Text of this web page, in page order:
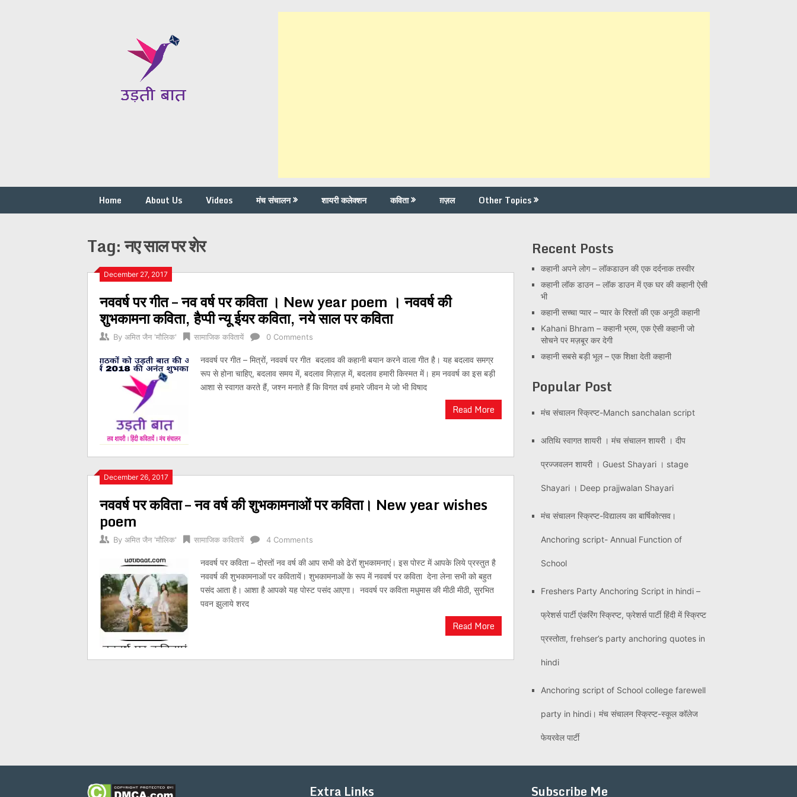
Home About Us Videos मंच संचालन शायरी कलेक्शन कविता ग़ज़ल Other Topics
Tag:नए साल पर शेर
December 27, 2017
नववर्ष पर गीत – नव वर्ष पर कविता । New year poem । नववर्ष की
शुभकामना कविता, हैप्पी न्यू ईयर कविता, नये साल पर कविता
By अमित जैन 'मौलिक' सामाजिक कवितायें 0 Comments
नववर्ष पर गीत – मित्रों, नववर्ष पर गीत बदलाव की कहानी बयान करने वाला गीत है। यह बदलाव समग्र
रूप से होना चाहिए, बदलाव समय में, बदलाव मिज़ाज़ में, बदलाव हमारी किस्मत में। हम नववर्ष का इस बड़ी
आशा से स्वागत करते हैं, जश्न मनाते हैं कि विगत वर्ष हमारे जीवन मे जो भी विषाद
Read More
December 26, 2017
नववर्ष पर कविता – नव वर्ष की शुभकामनाओं पर कविता। New year wishes
poem
By अमित जैन 'मौलिक' सामाजिक कवितायें 4 Comments
नववर्ष पर कविता – दोस्तों नव वर्ष की आप सभी को ढेरों शुभकामनाएं। इस पोस्ट में आपके लिये प्रस्तुत है
नववर्ष की शुभकामनाओं पर कवितायें। शुभकामनाओं के रूप में नववर्ष पर कविता देना लेना सभी को बहुत
पसंद आता है। आशा है आपको यह पोस्ट पसंद आएगा। नववर्ष पर कविता मधुमास की मीठी मीठी, सुरभित
पवन झुलाये शरद
Read More
Posts
navigation
Recent Posts
कहानी अपने लोग – लॉकडाउन की एक दर्दनाक तस्वीर
कहानी लॉक डाउन – लॉक डाउन में एक घर की कहानी ऐसी
भी
कहानी सच्चा प्यार – प्यार के रिश्तों की एक अनूठी कहानी
Kahani Bhram – कहानी भ्रम, एक ऐसी कहानी जो
सोचने पर मज़बूर कर देगी
कहानी सबसे बड़ी भूल – एक शिक्षा देती कहानी
Popular Post
मंच संचालन स्क्रिप्ट-Manch sanchalan script
अतिथि स्वागत शायरी । मंच संचालन शायरी । दीप
प्रज्जवलन शायरी । Guest Shayari । stage
Shayari । Deep prajjwalan Shayari
मंच संचालन स्क्रिप्ट-विद्यालय का बार्षिकोत्सव।
Anchoring script- Annual Function of
School
Freshers Party Anchoring Script in hindi –
फ्रेशर्स पार्टी एंकरिंग स्क्रिप्ट, फ्रेशर्स पार्टी हिंदी में स्क्रिप्ट
प्रस्तोता, frehser’s party anchoring quotes in
hindi
Anchoring script of School college farewell
party in hindi। मंच संचालन स्क्रिप्ट-स्कूल कॉलेज
फेयरवेल पार्टी
Extra Links Subscribe Me